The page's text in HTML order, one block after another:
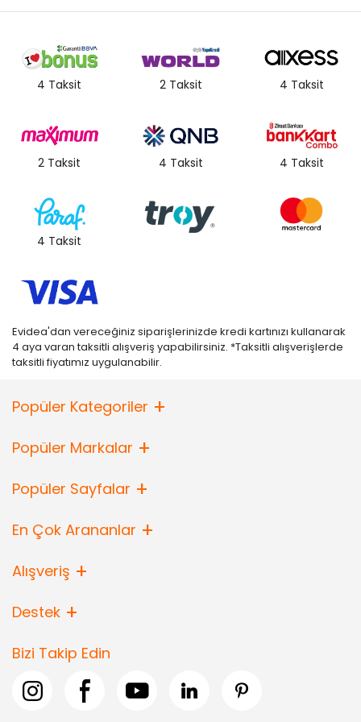
olarak renk ve doku farklılıkları oluşabilir. "
4 Taksit 2 Taksit 4 Taksit
2 Taksit 4 Taksit 4 Taksit
4 Taksit
Evidea'dan vereceğiniz siparişlerinizde kredi kartınızı kullanarak
4 aya varan taksitli alışveriş yapabilirsiniz. *Taksitli alışverişlerde
taksitli fiyatımız uygulanabilir.
Popüler Kategoriler
Popüler Markalar
Popüler Sayfalar
En Çok Arananlar
Alışveriş
Destek
Bizi Takip Edin